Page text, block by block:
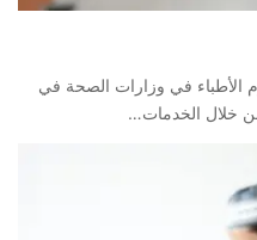
الأطباء في وزارات الصحة في
خلال الخدمات…